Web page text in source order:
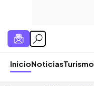
InicioNoticiasTurismo